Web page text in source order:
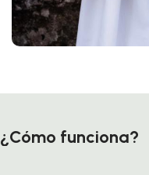
¿Cómo funciona?